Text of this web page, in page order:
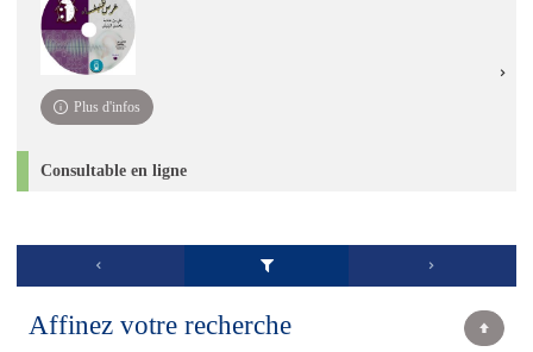
Plus d'infos
Consultable en ligne
Affinez votre recherche